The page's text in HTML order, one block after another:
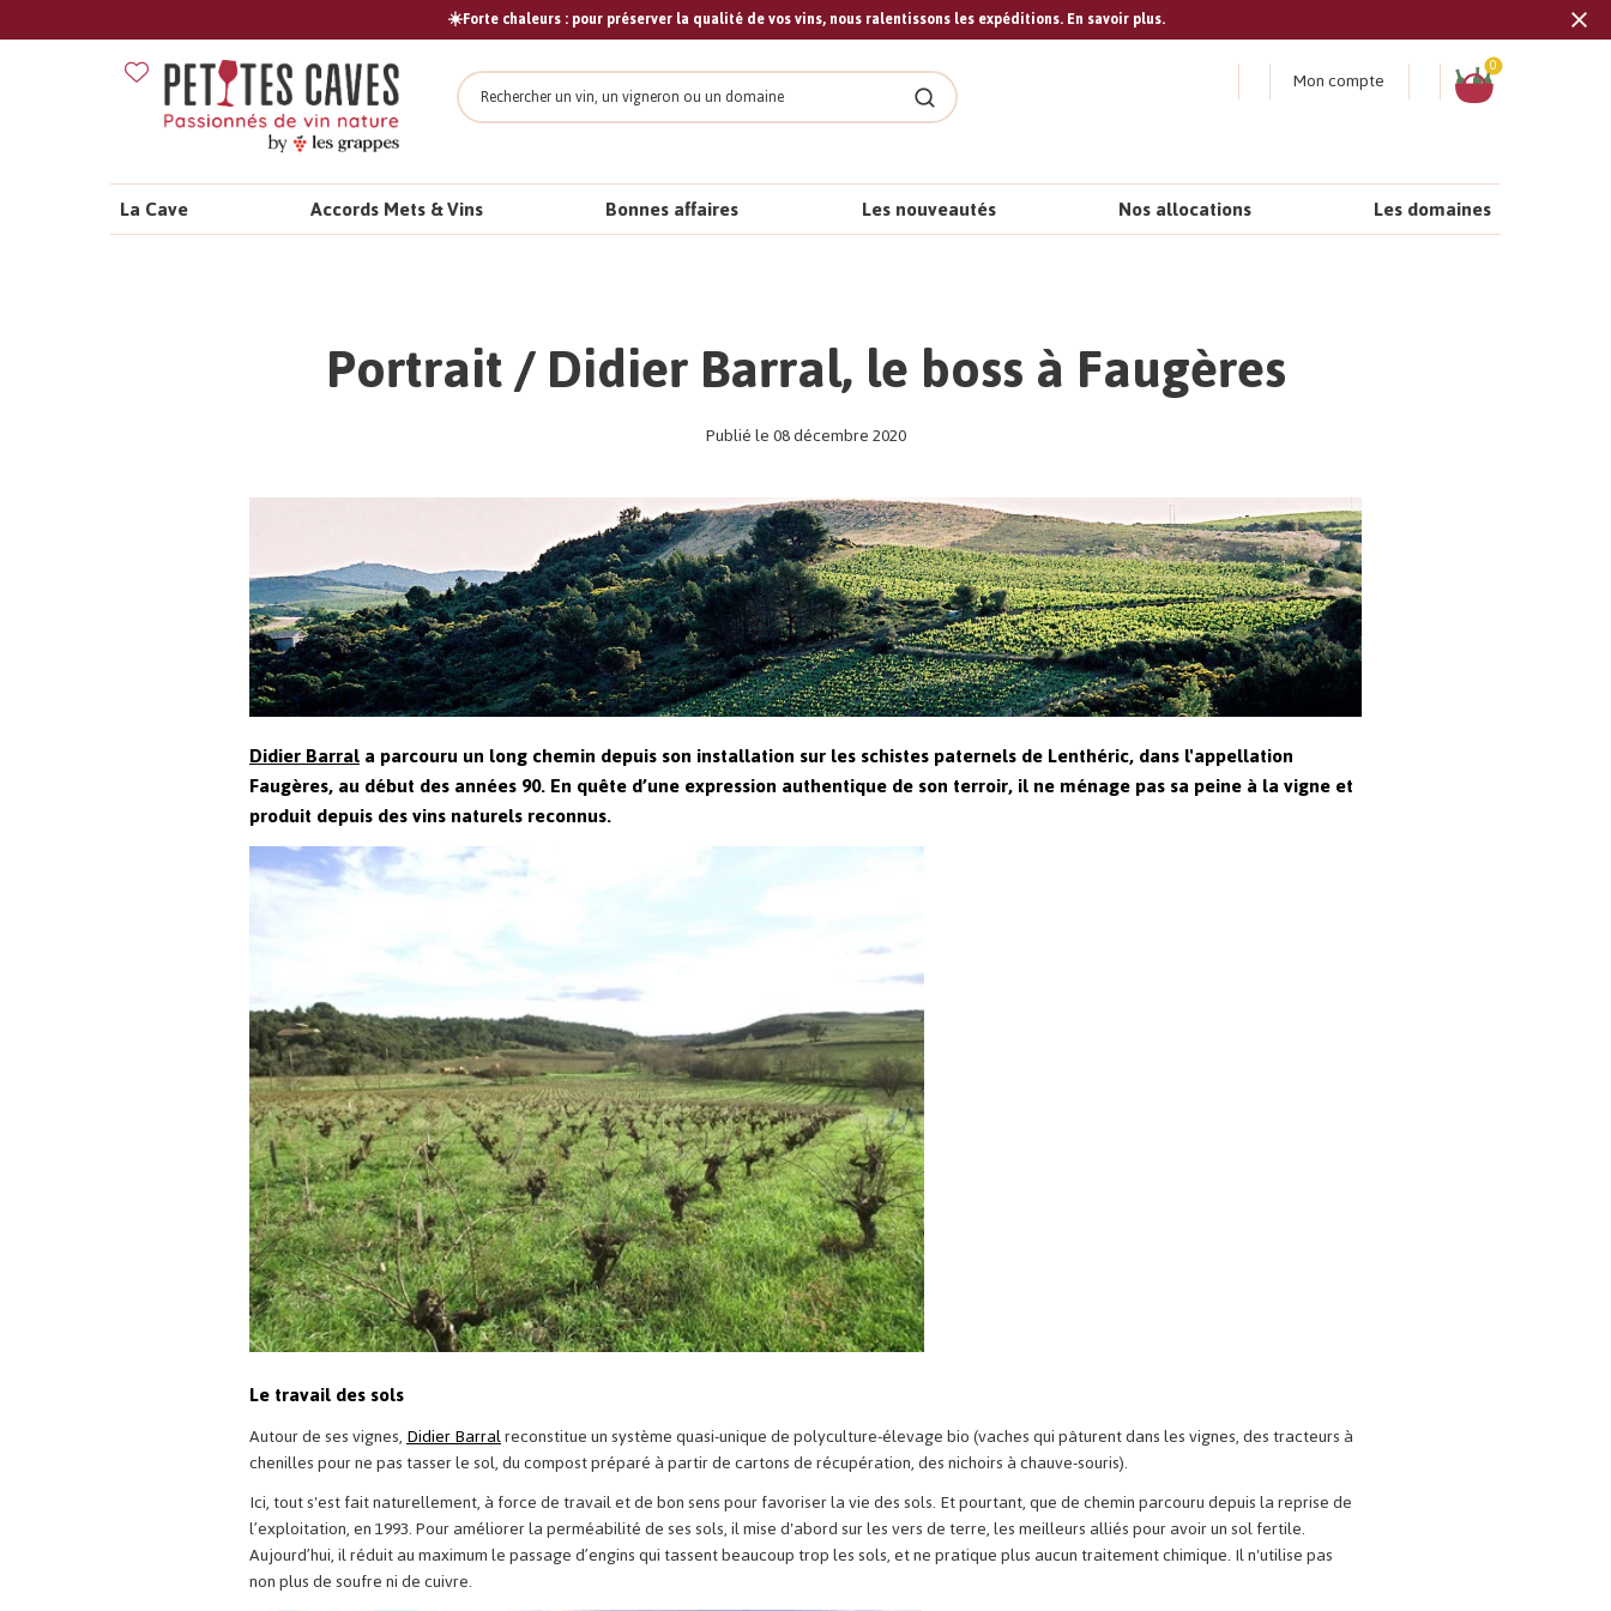
☀️Forte chaleurs : pour préserver la qualité de vos vins, nous ralentissons les expéditions. En savoir plus.
Rechercher
Rechercher
Mon compte
Panier
0
La Cave Accords Mets & Vins Bonnes affaires Les nouveautés Nos allocations Les domaines
Portrait / Didier Barral, le boss à Faugères
Publié le 08 décembre 2020
Didier Barrala parcouru un long chemin depuis son installation sur les schistes paternels de Lenthéric, dans l'appellation
Faugères, au début des années 90. En quête d’une expression authentique de son terroir, il ne ménage pas sa peine à la vigne et
produit depuis des vins naturels reconnus.
Le travail des sols
Autour de ses vignes,Didier Barralreconstitue un système quasi-unique de polyculture-élevage bio (vaches qui pâturent dans les vignes, des tracteurs à
chenilles pour ne pas tasser le sol, du compost préparé à partir de cartons de récupération, des nichoirs à chauve-souris).
Ici, tout s'est fait naturellement, à force de travail et de bon sens pour favoriser la vie des sols. Et pourtant, que de chemin parcouru depuis la reprise de
l’exploitation, en 1993. Pour améliorer la perméabilité de ses sols, il mise d'abord sur les vers de terre, les meilleurs alliés pour avoir un sol fertile.
Aujourd’hui, il réduit au maximum le passage d’engins qui tassent beaucoup trop les sols, et ne pratique plus aucun traitement chimique. Il n'utilise pas
non plus de soufre ni de cuivre.